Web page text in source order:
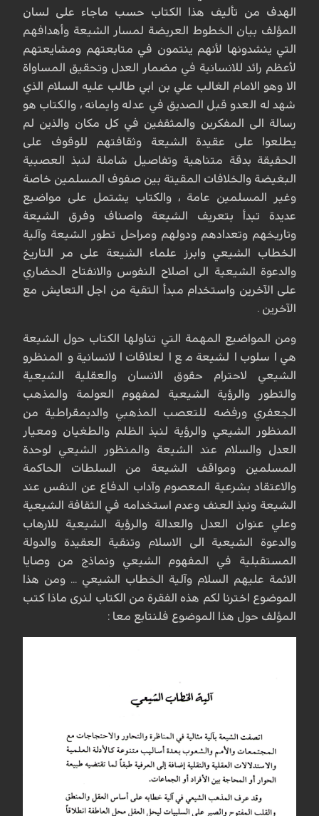
الهدف من تأليف هذا الكتاب حسب ماجاء على لسان
المؤلف بيان الخطوط العريضة لمسار الشيعة وأهدافهم
التي ينشدونها لأنهم ينتمون في متابعتهم ومشايعتهم
لأعظم رائد للانسانية في مضمار العدل وتحقيق المساواة
الا وهو الامام الغالب علي بن ابي طالب عليه السلام الذي
شهد له العدو قبل الصديق في عدله وايمانه ، والكتاب هو
رسالة الى المفكرين والمثقفين في كل مكان والذين لم
يطلعوا على عقيدة الشيعة وثقافتهم للوقوف على
الحقيقة بدقة متناهية وتفاصيل شاملة لنبذ العصبية
البغيضة والخلافات المقيتة بين صفوف المسلمين خاصة
وغير المسلمين عامة ، والكتاب يشتمل على مواضيع
عديدة تبدأ بتعريف الشيعة واصناف وفرق الشيعة
وتاريخهم وتعدادهم ودولهم ومراحل تطور الشيعة وآلية
الخطاب الشيعي وابرز علماء الشيعة على مر التاريخ
والدعوة الشيعية الى اصلاح النفوس والانفتاح الحضاري
على الآخرين واستخدام مبدأ التقية من اجل التعايش مع
الآخرين .
ومن المواضيع المهمة التي تناولها الكتاب حول الشيعة
هي اسلوب الشيعة مع العلاقات الانسانية والمنظرو
الشيعي لاحترام حقوق الانسان والعقلية الشيعية
والتطور والرؤية الشيعية لمفهوم العولمة والمذهب
الجعفري ورفضه للتعصب المذهبي والديمقراطية من
المنظور الشيعي والرؤية لنبذ الظلم والطغيان ومعيار
العدل والسلام عند الشيعة والمنظور الشيعي لوحدة
المسلمين ومواقف الشيعة من السلطات الحاكمة
والاعتقاد بشرعية المعصوم وآداب الدفاع عن النفس عند
الشيعة ونبذ العنف وعدم استخدامه في الثقافة الشيعية
وعلي عنوان العدل والعدالة والرؤية الشيعية للارهاب
والدعوة الشيعية الى الاسلام وتنقية العقيدة والدولة
المستقبلية في المفهوم الشيعي ونماذج من وصايا
الائمة عليهم السلام وآلية الخطاب الشيعي ... ومن هذا
الموضوع اخترنا لكم هذه الفقرة من الكتاب لنرى ماذا كتب
المؤلف حول هذا الموضوع فلنتابع معا :